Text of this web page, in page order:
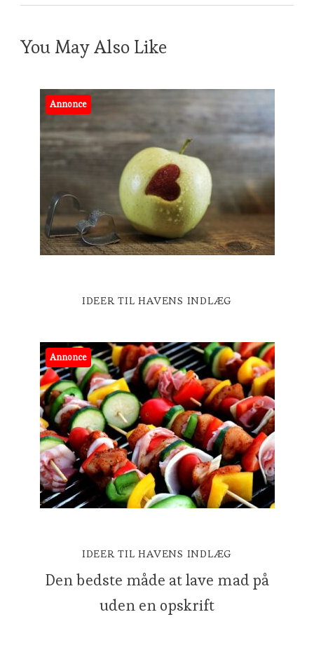
You May Also Like
Annonce
IDEER TIL HAVENS INDLÆG
Annonce
IDEER TIL HAVENS INDLÆG
Den bedste måde at lave mad på
uden en opskrift